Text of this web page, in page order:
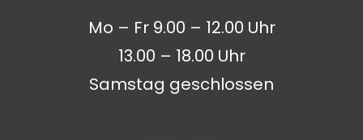
Mo – Fr 9.00 – 12.00 Uhr
13.00 – 18.00 Uhr
Samstag geschlossen